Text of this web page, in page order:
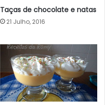
Taças de chocolate e natas
21 Julho, 2016